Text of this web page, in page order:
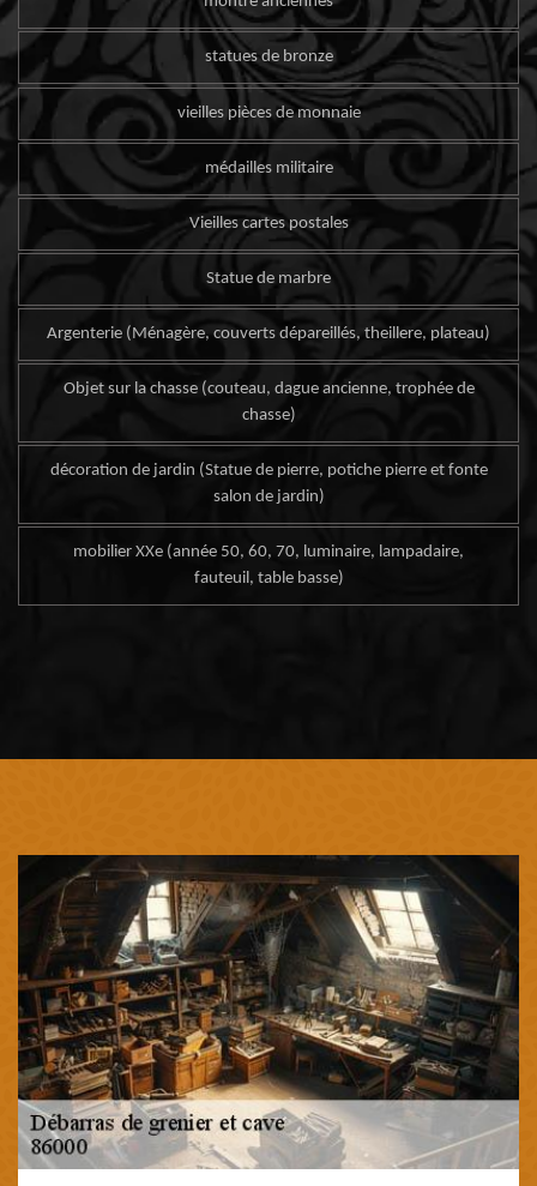
statues de bronze
vieilles pièces de monnaie
médailles militaire
Vieilles cartes postales
Statue de marbre
Argenterie (Ménagère, couverts dépareillés, theillere, plateau)
Objet sur la chasse (couteau, dague ancienne, trophée de
chasse)
décoration de jardin (Statue de pierre, potiche pierre et fonte
salon de jardin)
mobilier XXe (année 50, 60, 70, luminaire, lampadaire,
fauteuil, table basse)